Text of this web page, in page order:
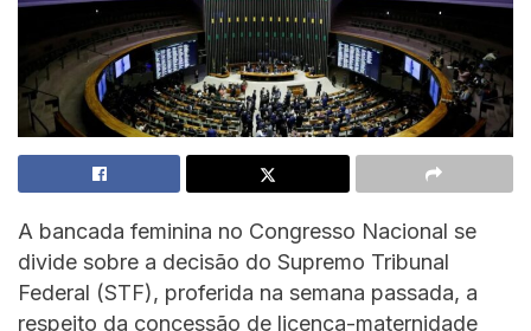
A bancada feminina no Congresso Nacional se
divide sobre a decisão do Supremo Tribunal
Federal (STF), proferida na semana passada, a
respeito da concessão de licença-maternidade